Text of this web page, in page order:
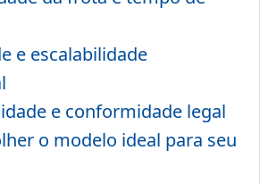
e escalabilidade
e conformidade legal
o modelo ideal para seu